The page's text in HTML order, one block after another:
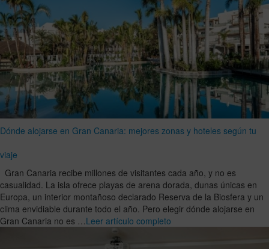
Dónde alojarse en Gran Canaria: mejores zonas y hoteles según tu
viaje
Gran Canaria recibe millones de visitantes cada año, y no es
casualidad. La isla ofrece playas de arena dorada, dunas únicas en
Europa, un interior montañoso declarado Reserva de la Biosfera y un
clima envidiable durante todo el año. Pero elegir dónde alojarse en
Gran Canaria no es …Leer artículo completo